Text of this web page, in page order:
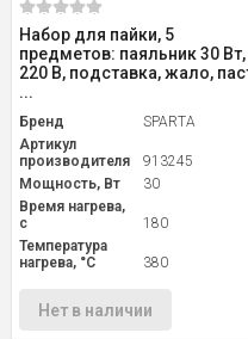
Набор для пайки, 5
предметов: паяльник 30 Вт,
220 В, подставка, жало,
...
Бренд
SPARTA
Артикул
производителя
913245
Мощность, Вт
30
Время нагрева,
с
180
Температура
нагрева, °С
380
Нет в наличии